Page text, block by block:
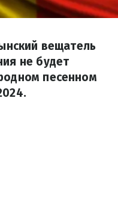
вещатель
не будет
песенном